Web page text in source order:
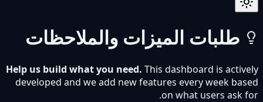
طلبات الميزات والملاحظات
Help us build what you need. This dashboard is actively
developed and we add new features every week based
on what users ask for.